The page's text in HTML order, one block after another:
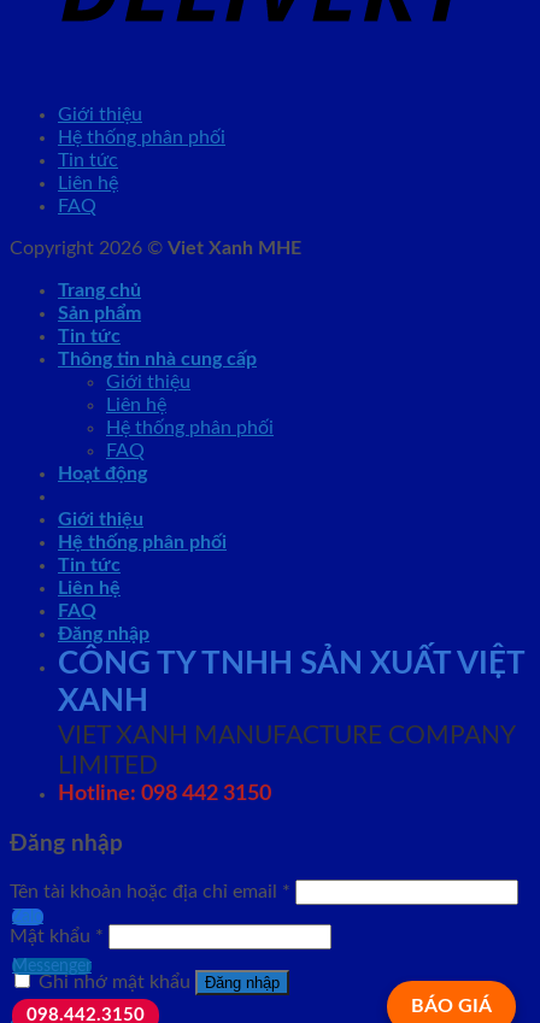
BÁO GIÁ
Giới thiệu
Hệ thống phân phối
Tin tức
Liên hệ
FAQ
Copyright 2026 © Viet Xanh MHE
Trang chủ
Sản phẩm
Tin tức
Thông tin nhà cung cấp
Giới thiệu
Liên hệ
Hệ thống phân phối
FAQ
Hoạt động
Giới thiệu
Hệ thống phân phối
Tin tức
Liên hệ
FAQ
Đăng nhập
CÔNG TY TNHH SẢN XUẤT VIỆT
XANH
VIET XANH MANUFACTURE COMPANY
LIMITED
Hotline: 098 442 3150
Messenger
Zalo
098.442.3150
Đăng nhập
Tên tài khoản hoặc địa chỉ email *
Mật khẩu *
Ghi nhớ mật khẩu Đăng nhập